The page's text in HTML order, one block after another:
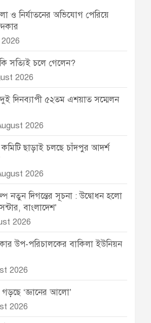
ও নির্যাতনের অভিযোগ পেরিয়ে
সত্যিই চলে গেলেন?
2026
দুই দিনব্যাপী ৫২তম এশয়াত সম্মেলন
2026
ছাড়াই চলছে চাঁদপুর আদর্শ
2026
নতুন দিগন্তের সূচনা : উদ্বোধন হলো
বাংলাদেশ’
2026
উপ-পরিচালকের বাকিলা ইউনিয়ন
2026
‘জ্ঞানের আলো’
2026